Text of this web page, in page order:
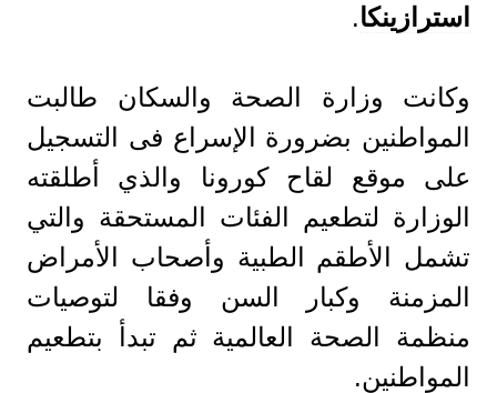
استرازينكا.
وكانت وزارة الصحة والسكان طالبت
المواطنين بضرورة الإسراع فى التسجيل
على موقع لقاح كورونا والذي أطلقته
الوزارة لتطعيم الفئات المستحقة والتي
تشمل الأطقم الطبية وأصحاب الأمراض
المزمنة وكبار السن وفقا لتوصيات
منظمة الصحة العالمية ثم تبدأ بتطعيم
المواطنين.